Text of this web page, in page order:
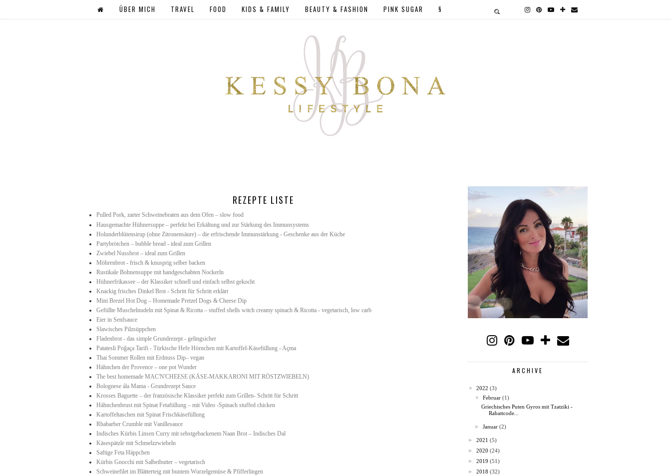
ÜBER MICH TRAVEL FOOD KIDS & FAMILY BEAUTY & FASHION PINK SUGAR §
REZEPTE LISTE
Pulled Pork, zarter Schweinebraten aus dem Ofen – slow food
Hausgemachte Hühnersuppe – perfekt bei Erkältung und zur Stärkung des Immunsystems
Holunderblütensirup (ohne Zitronensäure) – die erfrischende Immunstärkung - Geschenke aus der Küche
Partybrötchen – bubble bread - ideal zum Grillen
Zwiebel Nussbrot – ideal zum Grillen
Möhrenbrot - frisch & knusprig selber backen
Rustikale Bohnensuppe mit handgeschabten Nockerln
Hühnerfrikassee – der Klassiker schnell und einfach selbst gekocht
Knackig frisches Dinkel Brot - Schritt für Schritt erklärt
Mini Brezel Hot Dog – Homemade Pretzel Dogs & Cheese Dip
Gefüllte Muschelnudeln mit Spinat & Ricotta – stuffed shells witch creamy spinach & Ricotta - vegetarisch, low carb
Eier in Senfsauce
Slawisches Pilzsüppchen
Fladenbrot - das simple Grundrezept - gelingsicher
Patatesli Poğaça Tarifi - Türkische Hefe Hörnchen mit Kartoffel-Käsefüllung - Açma
Thai Sommer Rollen mit Erdnuss Dip– vegan
Hähnchen der Provence – one pot Wunder
The best homemade MAC'N'CHEESE (KÄSE-MAKKARONI MIT RÖSTZWIEBELN)
Bolognese ála Mama - Grundrezept Sauce
Krosses Baguette – der französische Klassiker perfekt zum Grillen- Schritt für Schritt
Hähnchenbrust mit Spinat Fetafüllung – mit Video -Spinach stuffed chicken
Kartoffeltaschen mit Spinat Frischkäsefüllung
Rhabarber Crumble mit Vanillesauce
Indisches Kürbis Linsen Curry mit sebstgebackenem Naan Brot – Indisches Dal
Käsespätzle mit Schmelzzwiebeln
Saftige Feta Häppchen
Kürbis Gnocchi mit Salbeibutter – vegetarisch
Schweinefilet im Blätterteig mit buntem Wurzelgemüse & Pfifferlingen
ARCHIVE
▼ 2022 (3)
▼
Februar (1)
Griechisches Puten Gyros mit Tzatziki -
Rabattcode...
►Januar (2)
► 2021 (5)
► 2020 (24)
► 2019 (51)
► 2018 (32)